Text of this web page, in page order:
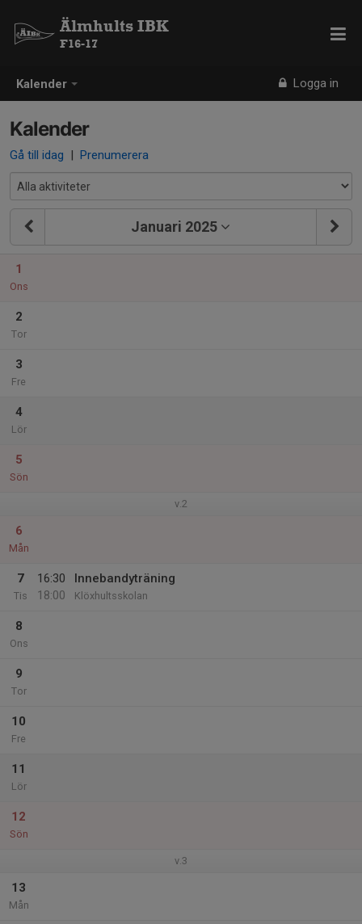
Kalender Logga in
Älmhults IBK
F16-17
Kalender
Gå till idag | Prenumerera
Januari 2025
1
Ons
2
Tor
3
Fre
4
Lör
5
Sön
v.2
6
Mån
7
Tis
16:30
18:00
Innebandyträning
Klöxhultsskolan
8
Ons
9
Tor
10
Fre
11
Lör
12
Sön
v.3
13
Mån